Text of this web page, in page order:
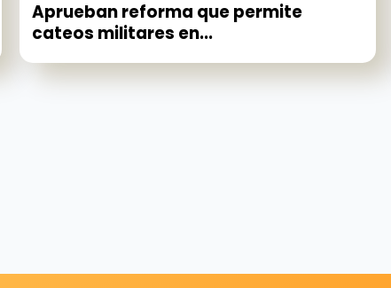
Aprueban reforma que permite
cateos militares en...